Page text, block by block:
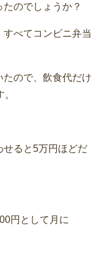
のでしょうか？
べてコンビニ弁当
ので、飲食代だけ
せると5万円ほどだ
円として月に